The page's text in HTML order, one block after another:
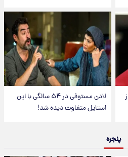
لادن مستوفی در ۵۴ سالگی با این
استایل متفاوت دیده شد!
پنجره